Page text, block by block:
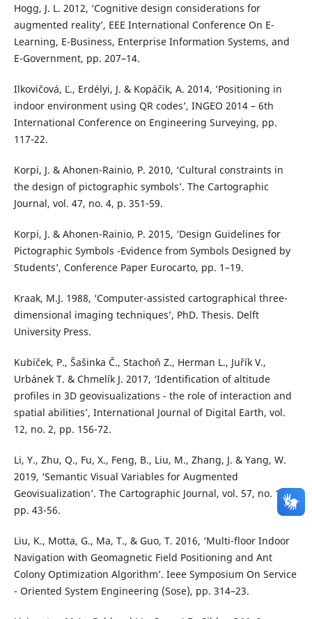
Hogg, J. L. 2012, ‘Cognitive design considerations for
augmented reality’, EEE International Conference On E-
Learning, E-Business, Enterprise Information Systems, and
E-Government, pp. 207–14.
Ilkovičová, Ľ., Erdélyi, J. & Kopáčik, A. 2014, ‘Positioning in
indoor environment using QR codes’, INGEO 2014 – 6th
International Conference on Engineering Surveying, pp.
117-22.
Korpi, J. & Ahonen-Rainio, P. 2010, ‘Cultural constraints in
the design of pictographic symbols’. The Cartographic
Journal, vol. 47, no. 4, p. 351-59.
Korpi, J. & Ahonen-Rainio, P. 2015, ‘Design Guidelines for
Pictographic Symbols -Evidence from Symbols Designed by
Students’, Conference Paper Eurocarto, pp. 1–19.
Kraak, M.J. 1988, ‘Computer-assisted cartographical three-
dimensional imaging techniques’, PhD. Thesis. Delft
University Press.
Kubíček, P., Šašinka Č., Stachoň Z., Herman L., Juřík V.,
Urbánek T. & Chmelík J. 2017, ‘Identification of altitude
profiles in 3D geovisualizations - the role of interaction and
spatial abilities’, International Journal of Digital Earth, vol.
12, no. 2, pp. 156-72.
Li, Y., Zhu, Q., Fu, X., Feng, B., Liu, M., Zhang, J. & Yang, W.
2019, ‘Semantic Visual Variables for Augmented
Geovisualization’. The Cartographic Journal, vol. 57, no. 1,
pp. 43-56.
Liu, K., Motta, G., Ma, T., & Guo, T. 2016, ‘Multi-floor Indoor
Navigation with Geomagnetic Field Positioning and Ant
Colony Optimization Algorithm’. Ieee Symposium On Service
- Oriented System Engineering (Sose), pp. 314–23.